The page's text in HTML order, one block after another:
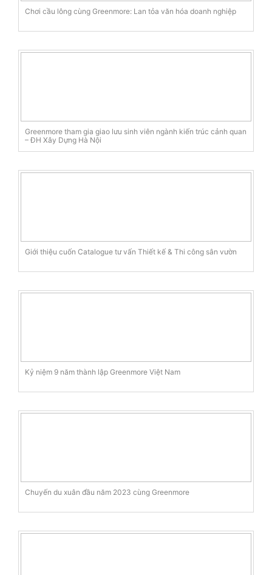
Chơi cầu lông cùng Greenmore: Lan tỏa văn hóa doanh nghiệp
Greenmore tham gia giao lưu sinh viên ngành kiến trúc cảnh quan
– ĐH Xây Dựng Hà Nội
Giới thiệu cuốn Catalogue tư vấn Thiết kế & Thi công sân vườn
Kỷ niệm 9 năm thành lập Greenmore Việt Nam
Chuyến du xuân đầu năm 2023 cùng Greenmore